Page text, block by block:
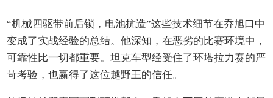
“机械四驱带前后锁，电池抗造”这些技术细节在乔旭口中
变成了实战经验的总结。他深知，在恶劣的比赛环境中，
可靠性比一切都重要。坦克车型经受住了环塔拉力赛的严
苛考验，也赢得了这位越野王的信任。